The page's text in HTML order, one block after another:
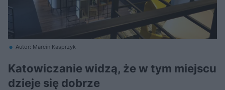
Autor: Marcin Kasprzyk
Katowiczanie widzą, że w tym miejscu
dzieje się dobrze